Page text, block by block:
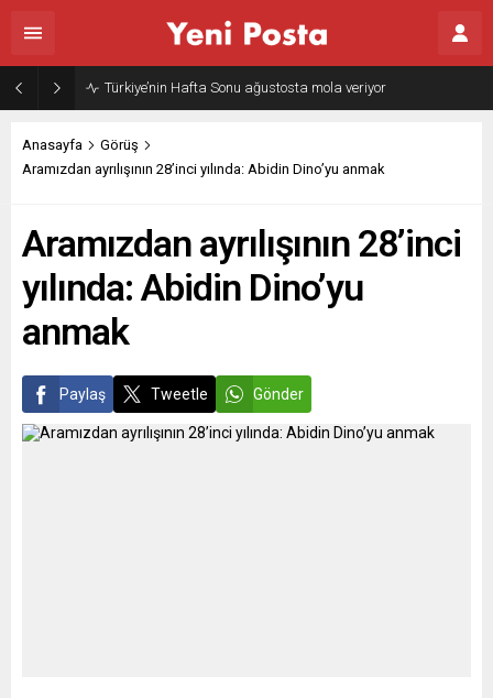
Gazze’nin geleceği: Teknokratik kontrol mü, kolonializm mi?
Anasayfa
Görüş
Aramızdan ayrılışının 28’inci yılında: Abidin Dino’yu anmak
Aramızdan ayrılışının 28’inci
yılında: Abidin Dino’yu
anmak
Paylaş Tweetle Gönder